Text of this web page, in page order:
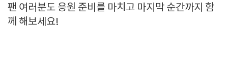
팬 여러분도 응원 준비를 마치고 마지막 순간까지 함
께 해보세요!